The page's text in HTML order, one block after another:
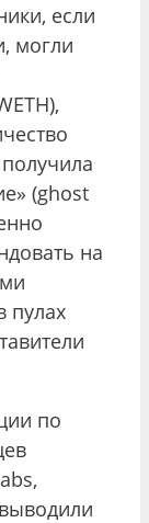
если
могли
(ghost
на
пулах
по